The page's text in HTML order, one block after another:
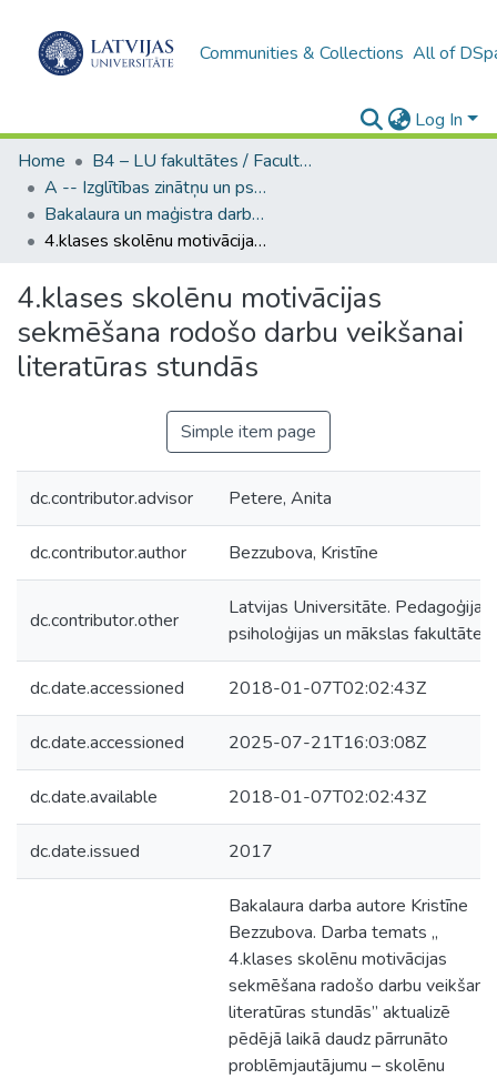
Communities & Collections All of
Log In
Home
B4 – LU fakultātes / Faculties of the UL
A -- Izglītības zinātņu un psiholoģijas fakultāte / Faculty of Education Sciences and Psychology
Bakalaura un maģistra darbi (PPMF) / Bachelor's and Master's theses
4.klases skolēnu motivācijas sekmēšana rodošo darbu veikšanai literatūras stundās
4.klases skolēnu motivācijas
sekmēšana rodošo darbu veikšanai
literatūras stundās
Simple item page
dc.contributor.advisor Petere, Anita
dc.contributor.author Bezzubova, Kristīne
dc.contributor.other
Latvijas Universitāte. Pedagoģijas,
psiholoģijas un mākslas fakultāte
dc.date.accessioned 2018-01-07T02:02:43Z
dc.date.accessioned 2025-07-21T16:03:08Z
dc.date.available 2018-01-07T02:02:43Z
dc.date.issued 2017
Bakalaura darba autore Kristīne
Bezzubova. Darba temats „
4.klases skolēnu motivācijas
sekmēšana radošo darbu veikšanai
literatūras stundās” aktualizē
pēdējā laikā daudz pārrunāto
problēmjautājumu – skolēnu